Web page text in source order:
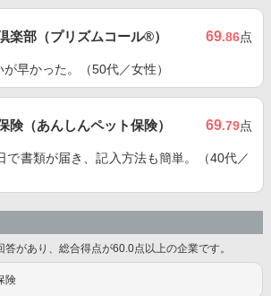
楽部（プリズムコール®） 69.86点
早かった。（50代／女性）
険（あんしんペット保険） 69.79点
で書類が届き、記入方法も簡単。（40代／
があり、総合得点が60.0点以上の企業です。
険